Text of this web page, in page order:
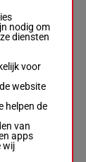
nodig om
diensten
voor
website
helpen de
van
apps
wij